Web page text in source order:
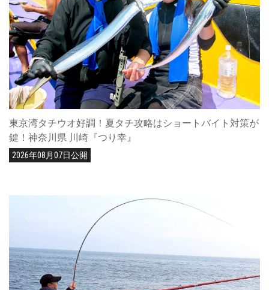
東京湾タチウオ好調！夏タチ攻略はショートバイト対策が
鍵！神奈川県 川崎『つり幸』
2026年08月07日公開